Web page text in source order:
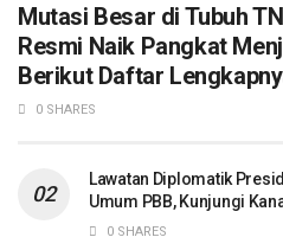
Mutasi Besar di Tubuh
Resmi Naik Pangkat
Berikut Daftar
0 SHARES
Lawatan Diplomatik
Umum PBB, Kunjungi
0 SHARES